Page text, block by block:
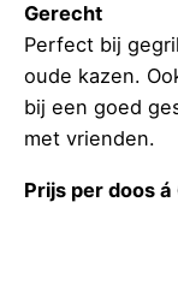
Gerecht
Perfect bij
oude kazen.
bij een goed
met vrienden.
Prijs per doos